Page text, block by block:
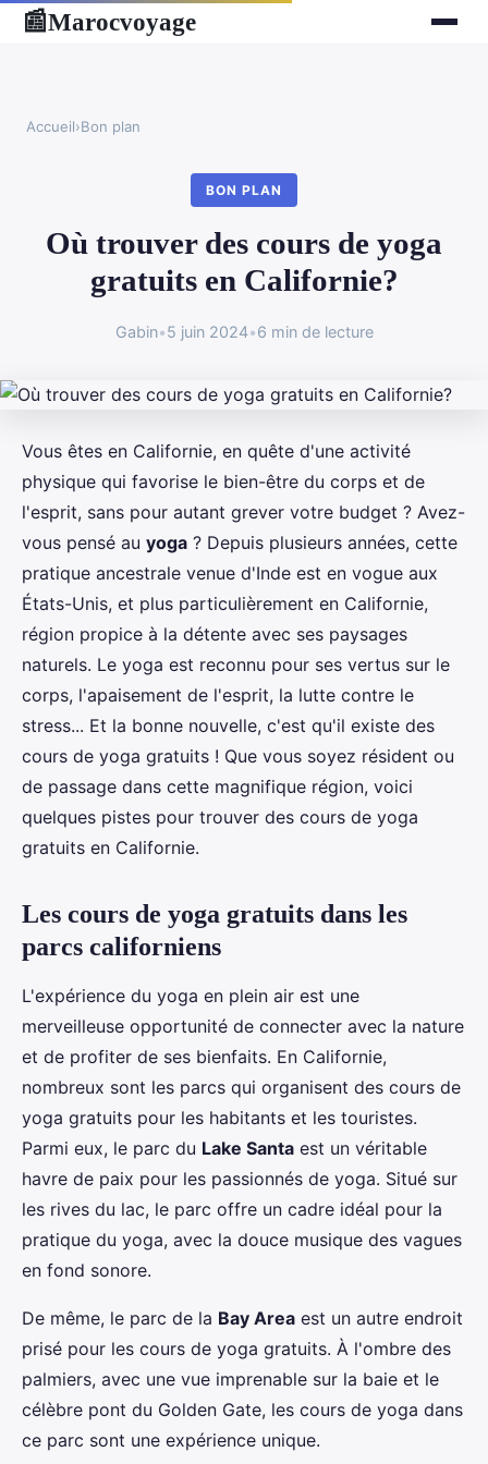
📰Marocvoyage
Accueil›Bon plan
BON PLAN
Où trouver des cours de yoga
gratuits en Californie?
Gabin•5 juin 2024•6 min de lecture
Vous êtes en Californie, en quête d'une activité
physique qui favorise le bien-être du corps et de
l'esprit, sans pour autant grever votre budget ? Avez-
vous pensé au yoga ? Depuis plusieurs années, cette
pratique ancestrale venue d'Inde est en vogue aux
États-Unis, et plus particulièrement en Californie,
région propice à la détente avec ses paysages
naturels. Le yoga est reconnu pour ses vertus sur le
corps, l'apaisement de l'esprit, la lutte contre le
stress... Et la bonne nouvelle, c'est qu'il existe des
cours de yoga gratuits ! Que vous soyez résident ou
de passage dans cette magnifique région, voici
quelques pistes pour trouver des cours de yoga
gratuits en Californie.
Les cours de yoga gratuits dans les
parcs californiens
L'expérience du yoga en plein air est une
merveilleuse opportunité de connecter avec la nature
et de profiter de ses bienfaits. En Californie,
nombreux sont les parcs qui organisent des cours de
yoga gratuits pour les habitants et les touristes.
Parmi eux, le parc du Lake Santa est un véritable
havre de paix pour les passionnés de yoga. Situé sur
les rives du lac, le parc offre un cadre idéal pour la
pratique du yoga, avec la douce musique des vagues
en fond sonore.
De même, le parc de la Bay Area est un autre endroit
prisé pour les cours de yoga gratuits. À l'ombre des
palmiers, avec une vue imprenable sur la baie et le
célèbre pont du Golden Gate, les cours de yoga dans
ce parc sont une expérience unique.